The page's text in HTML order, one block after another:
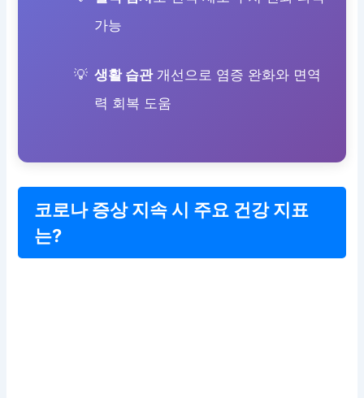
가능
생활 습관개선으로 염증 완화와 면역
력 회복 도움
코로나 증상 지속 시 주요 건강 지표
는?